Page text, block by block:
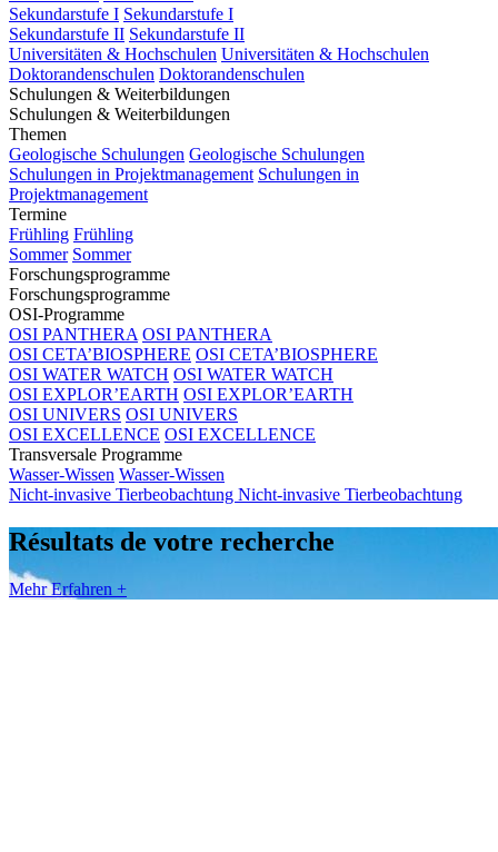
Sekundarstufe I Sekundarstufe I
Sekundarstufe II Sekundarstufe II
Universitäten & Hochschulen Universitäten & Hochschulen
Doktorandenschulen Doktorandenschulen
Schulungen & Weiterbildungen
Schulungen & Weiterbildungen
Themen
Geologische Schulungen Geologische Schulungen
Schulungen in Projektmanagement Schulungen in
Projektmanagement
Termine
Frühling Frühling
Sommer Sommer
Forschungsprogramme
Forschungsprogramme
OSI-Programme
OSI PANTHERA OSI PANTHERA
OSI CETA’BIOSPHERE OSI CETA’BIOSPHERE
OSI WATER WATCH OSI WATER WATCH
OSI EXPLOR’EARTH OSI EXPLOR’EARTH
OSI UNIVERS OSI UNIVERS
OSI EXCELLENCE OSI EXCELLENCE
Transversale Programme
Wasser-Wissen Wasser-Wissen
Nicht-invasive Tierbeobachtung Nicht-invasive Tierbeobachtung
Résultats de votre recherche
Mehr Erfahren +